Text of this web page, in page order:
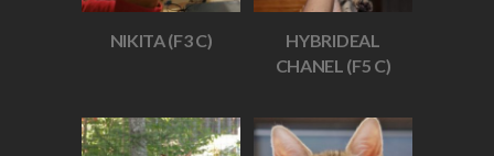
NIKITA (F3 C)
HYBRIDEAL
CHANEL (F5 C)